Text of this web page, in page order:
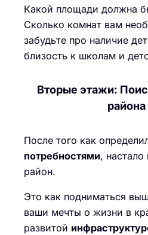
Какой площади должна
Сколько комнат вам
забудьте про наличие
близость к школам и
Вторые этажи:
района
После того как
потребностями,
район.
Это как подниматься
ваши мечты о жизни в
развитой